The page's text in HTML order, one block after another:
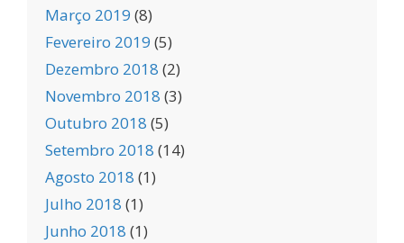
Março 2019 (8)
Fevereiro 2019 (5)
Dezembro 2018 (2)
Novembro 2018 (3)
Outubro 2018 (5)
Setembro 2018 (14)
Agosto 2018 (1)
Julho 2018 (1)
Junho 2018 (1)